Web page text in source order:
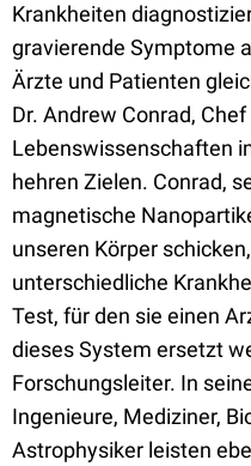
Krankheiten
gravierende Symptome
Ärzte und Patienten
Dr. Andrew Conrad,
Lebenswissenschaften
hehren Zielen. Conrad,
magnetische
unseren Körper
unterschiedliche
Test, für den sie einen
dieses System ersetzt
Forschungsleiter. In
Ingenieure, Mediziner,
Astrophysiker leisten